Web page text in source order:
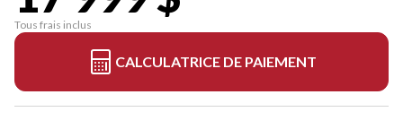
Tous frais inclus
CALCULATRICE DE PAIEMENT